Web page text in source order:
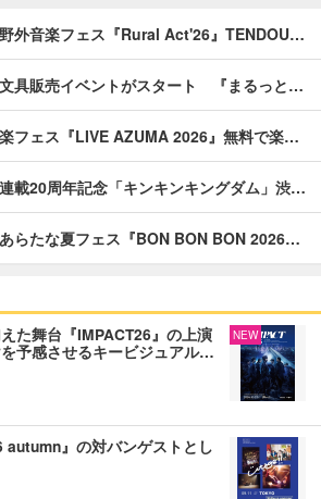
外音楽フェス『Rural Act'26』TENDOU…
具販売イベントがスタート 『まるっと…
フェス『LIVE AZUMA 2026』無料で楽…
連載20周年記念「キンキンキングダム」渋…
らたな夏フェス『BON BON BON 2026…
た舞台『IMPACT26』の上演
予感させるキービジュアル…
NEW
』の対バンゲストとし